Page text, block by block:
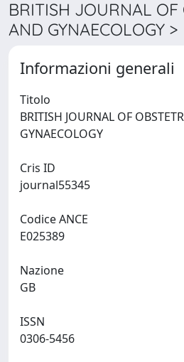
BRITISH JOURNAL OF
AND GYNAECOLOGY
Informazioni generali
Titolo
BRITISH JOURNAL OF
Cris ID
Codice ANCE
Nazione
ISSN